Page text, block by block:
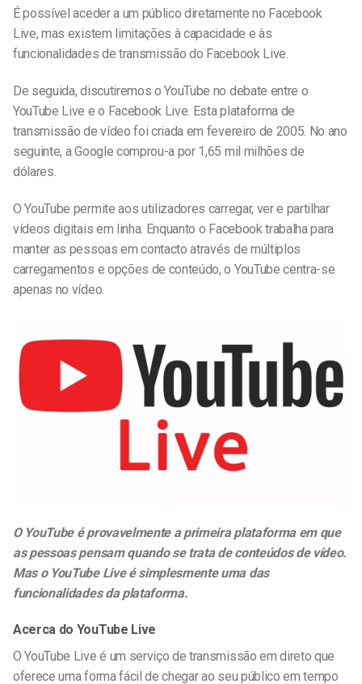
É possível aceder a um público diretamente no Facebook
Live, mas existem limitações à capacidade e às
funcionalidades de transmissão do Facebook Live.
De seguida, discutiremos o YouTube no debate entre o
YouTube Live e o Facebook Live. Esta plataforma de
transmissão de vídeo foi criada em fevereiro de 2005. No ano
seguinte, a Google comprou-a por 1,65 mil milhões de
dólares.
O YouTube permite aos utilizadores carregar, ver e partilhar
vídeos digitais em linha. Enquanto o Facebook trabalha para
manter as pessoas em contacto através de múltiplos
carregamentos e opções de conteúdo, o YouTube centra-se
apenas no vídeo.
O YouTube é provavelmente a primeira plataforma em que
as pessoas pensam quando se trata de conteúdos de vídeo.
Mas o YouTube Live é simplesmente uma das
funcionalidades da plataforma.
Acerca do YouTube Live
O YouTube Live é um serviço de transmissão em direto que
oferece uma forma fácil de chegar ao seu público em tempo